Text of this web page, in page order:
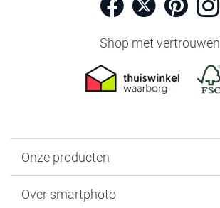
Shop met vertrouwen
Onze producten
Fotoboeken
Over smartphoto